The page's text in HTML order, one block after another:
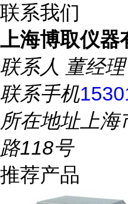
联系我们
上海博取仪器
联系人 董经理
联系手机
所在地址上海
路118号
推荐产品